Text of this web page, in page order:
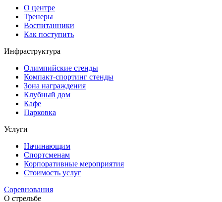
О центре
Тренеры
Воспитанники
Как поступить
Инфраструктура
Олимпийские стенды
Компакт-спортинг стенды
Зона награждения
Клубный дом
Кафе
Парковка
Услуги
Начинающим
Спортсменам
Корпоративные мероприятия
Стоимость услуг
Соревнования
О стрельбе